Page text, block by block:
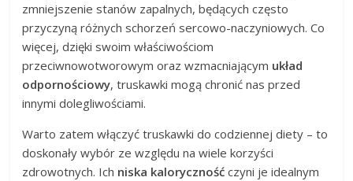
zmniejszenie stanów zapalnych, będących często
przyczyną różnych schorzeń sercowo-naczyniowych. Co
więcej, dzięki swoim właściwościom
przeciwnowotworowym oraz wzmacniającym układ
odpornościowy, truskawki mogą chronić nas przed
innymi dolegliwościami.
Warto zatem włączyć truskawki do codziennej diety – to
doskonały wybór ze względu na wiele korzyści
zdrowotnych. Ich niska kaloryczność czyni je idealnym